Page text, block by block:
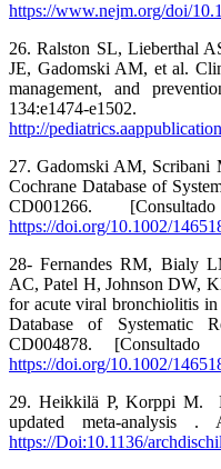
https://www.nejm.org/doi/
26. Ralston SL, Lieberthal
JE, Gadomski AM, et al.
management, and
134:e1474-e1502.
http://
27. Gadomski AM, Scribani
Cochrane Database of
CD001266.
https://doi.org/10.1002/
28- Fernandes RM, Bialy
AC, Patel H, Johnson DW,
for acute viral bronchiolitis
Database of Systematic
CD004878.
https://doi.org/10.1002/
29. Heikkilä P, Korppi M.
updated meta-analysis
https://Doi:10.1136/